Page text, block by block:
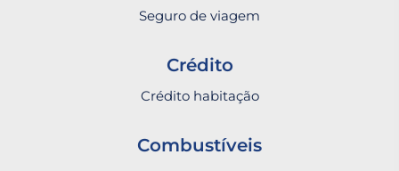
Seguro de viagem
Crédito
Crédito habitação
Combustíveis